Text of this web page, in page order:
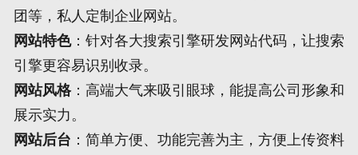
团等，私人定制企业网站。
网站特色：针对各大搜索引擎研发网站代码，让搜索
引擎更容易识别收录。
网站风格：高端大气来吸引眼球，能提高公司形象和
展示实力。
网站后台 ：简单方便、功能完善为主，方便上传资料